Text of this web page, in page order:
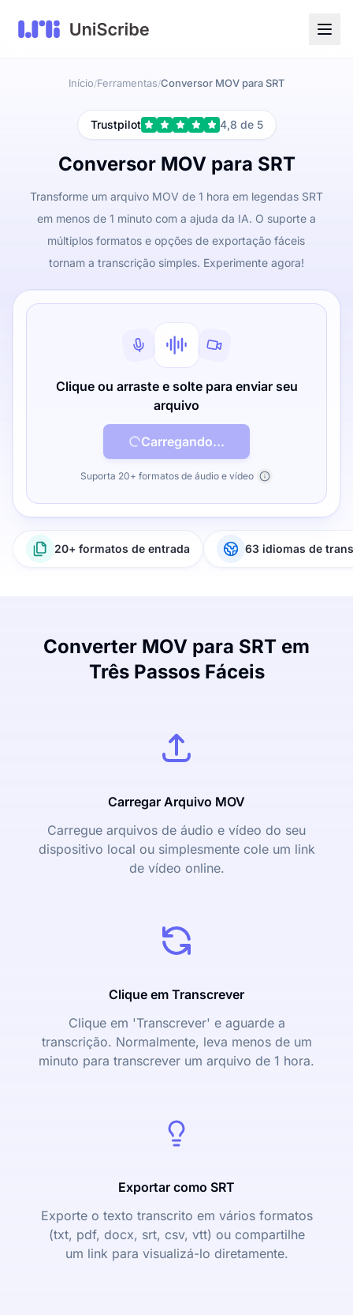
Início/Ferramentas/Conversor MOV para SRT
Trustpilot 4,8 de 5
Conversor MOV para SRT
Transforme um arquivo MOV de 1 hora em legendas SRT
em menos de 1 minuto com a ajuda da IA. O suporte a
múltiplos formatos e opções de exportação fáceis
tornam a transcrição simples. Experimente agora!
Clique ou arraste e solte para enviar seu
arquivo
Carregando...
Suporta 20+ formatos de áudio e vídeo
20+ formatos de entrada 63 idiomas de
Converter MOV para SRT em
Três Passos Fáceis
Carregar Arquivo MOV
Carregue arquivos de áudio e vídeo do seu
dispositivo local ou simplesmente cole um link
de vídeo online.
Clique em Transcrever
Clique em 'Transcrever' e aguarde a
transcrição. Normalmente, leva menos de um
minuto para transcrever um arquivo de 1 hora.
Exportar como SRT
Exporte o texto transcrito em vários formatos
(txt, pdf, docx, srt, csv, vtt) ou compartilhe
um link para visualizá-lo diretamente.